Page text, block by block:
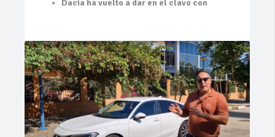
Dacia ha vuelto a dar en el clavo con